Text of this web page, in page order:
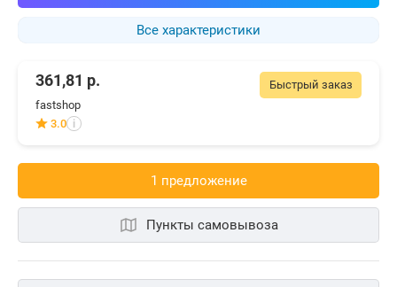
Все характеристики
Быстрый заказ
361,81 р.
fastshop
3.0 i
1 предложениe
Пункты самовывоза